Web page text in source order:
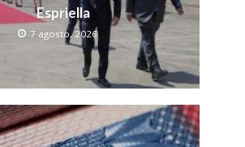
Espriella
7 agosto, 2026